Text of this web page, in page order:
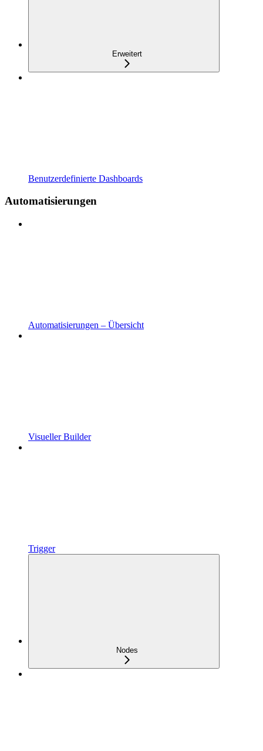
Erweitert
Benutzerdefinierte Dashboards
Automatisierungen
Automatisierungen – Übersicht
Visueller Builder
Trigger
Nodes